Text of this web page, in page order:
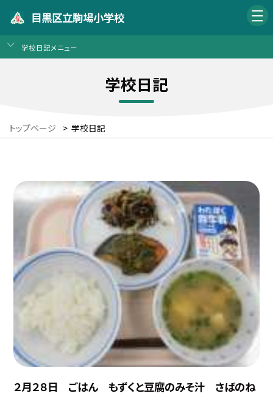
目黒区立駒場小学校
学校日記メニュー
学校日記
トップページ > 学校日記
２月２８日 ごはん もずくと豆腐のみそ汁 さばのね